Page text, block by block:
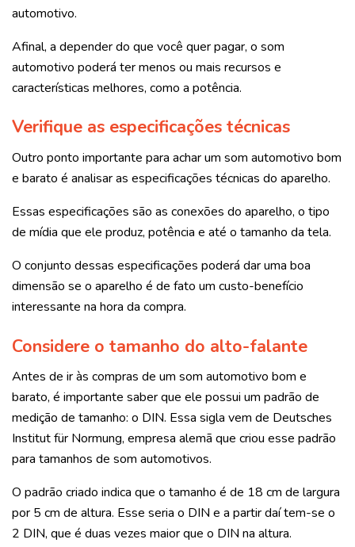
automotivo.
Afinal, a depender do que você quer pagar, o som
automotivo poderá ter menos ou mais recursos e
características melhores, como a potência.
Verifique as especificações técnicas
Outro ponto importante para achar um som automotivo bom
e barato é analisar as especificações técnicas do aparelho.
Essas especificações são as conexões do aparelho, o tipo
de mídia que ele produz, potência e até o tamanho da tela.
O conjunto dessas especificações poderá dar uma boa
dimensão se o aparelho é de fato um custo-benefício
interessante na hora da compra.
Considere o tamanho do alto-falante
Antes de ir às compras de um som automotivo bom e
barato, é importante saber que ele possui um padrão de
medição de tamanho: o DIN. Essa sigla vem de Deutsches
Institut für Normung, empresa alemã que criou esse padrão
para tamanhos de som automotivos.
O padrão criado indica que o tamanho é de 18 cm de largura
por 5 cm de altura. Esse seria o DIN e a partir daí tem-se o
2 DIN, que é duas vezes maior que o DIN na altura.